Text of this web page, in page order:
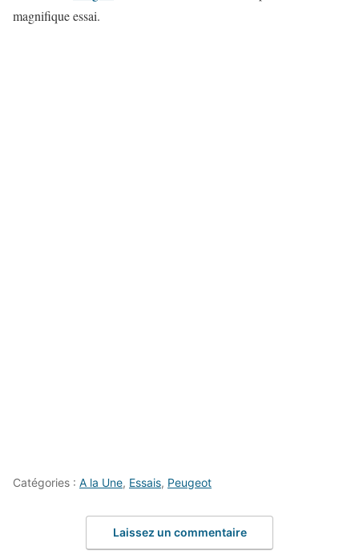
magnifique essai.
Catégories : A la Une, Essais, Peugeot
Laissez un commentaire